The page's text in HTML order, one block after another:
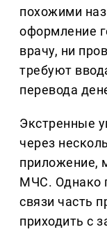
похожими
оформление
врачу, ни
требуют
перевода
Экстренные
через
приложение,
МЧС. Однако
связи часть
приходить с